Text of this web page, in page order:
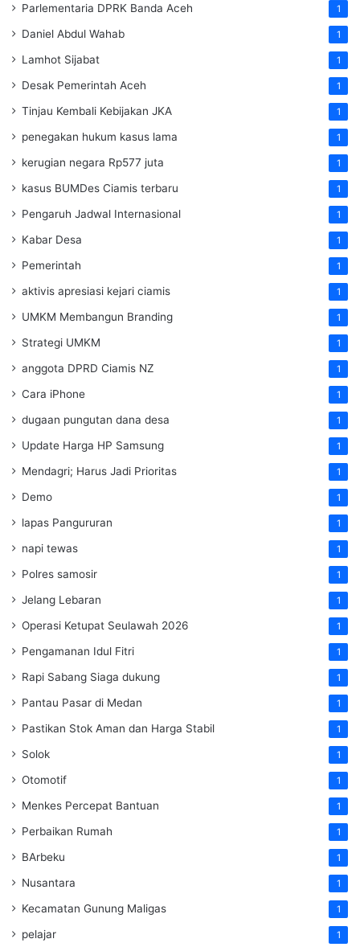
Parlementaria DPRK Banda Aceh 1
Daniel Abdul Wahab 1
Lamhot Sijabat 1
Desak Pemerintah Aceh 1
Tinjau Kembali Kebijakan JKA 1
penegakan hukum kasus lama 1
kerugian negara Rp577 juta 1
kasus BUMDes Ciamis terbaru 1
Pengaruh Jadwal Internasional 1
Kabar Desa 1
Pemerintah 1
aktivis apresiasi kejari ciamis 1
UMKM Membangun Branding 1
Strategi UMKM 1
anggota DPRD Ciamis NZ 1
Cara iPhone 1
dugaan pungutan dana desa 1
Update Harga HP Samsung 1
Mendagri; Harus Jadi Prioritas 1
Demo 1
lapas Pangururan 1
napi tewas 1
Polres samosir 1
Jelang Lebaran 1
Operasi Ketupat Seulawah 2026 1
Pengamanan Idul Fitri 1
Rapi Sabang Siaga dukung 1
Pantau Pasar di Medan 1
Pastikan Stok Aman dan Harga Stabil 1
Solok 1
Otomotif 1
Menkes Percepat Bantuan 1
Perbaikan Rumah 1
BArbeku 1
Nusantara 1
Kecamatan Gunung Maligas 1
pelajar 1